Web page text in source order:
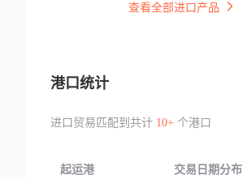
查看全部进口产品
港口统计
进口贸易匹配到共计 10+个港口
起运港 交易日期分布